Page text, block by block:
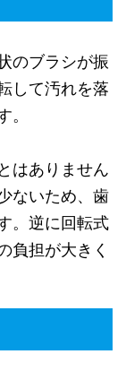
のブラシが振
して汚れを落
。
はありません
ないため、歯
。逆に回転式
負担が大きく